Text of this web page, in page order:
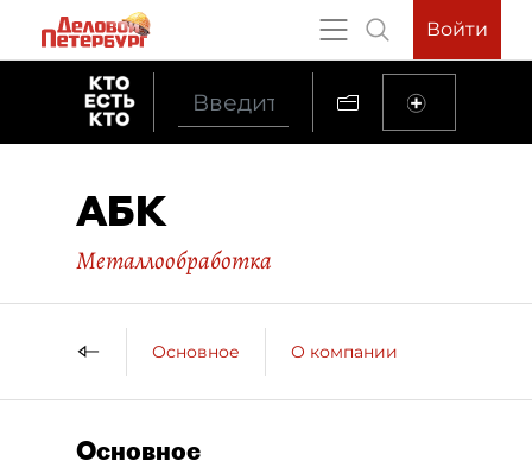
Войти
АБК
Металлообработка
Основное О компании
Основное